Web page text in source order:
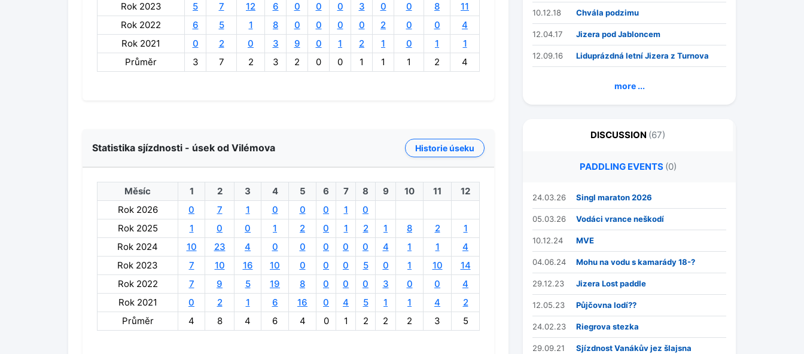
Rok 2023
5 7 12 6 0 0 0 3 0 0 8
11
Rok 2022
6 5 1 8 0 0 0 0 2 0 0
4
Rok 2021
0 2 0 3 9 0 1 2 1 0 1
1
Průměr
3 7 2 3 2 0 0 1 1 1 2 4
Statistika sjízdnosti - úsek od Vilémova Historie úseku
Měsíc 1 2 3 4 5 6 7 8 9 10 11
12
Rok 2026
0 7 1 0 0 0 1
0
Rok 2025
1 0 0 1 2 0 1 2 1 8 2
1
Rok 2024
10 23 4 0 0 0 0 0 4 1 1
4
Rok 2023
7 10 16 10 0 0 0 5 0 1 10
14
Rok 2022
7 9 5 19 8 0 0 0 3 0 0
4
Rok 2021
0 2 1 6 16 0 4 5 1 1 4
2
Průměr
4 8 4 6 4 0 1 2 2 2 3 5
10.12.18 Chvála podzimu
12.04.17 Jizera pod Jabloncem
12.09.16 Liduprázdná letní Jizera z Turnova
more ...
DISCUSSION (67)
PADDLING EVENTS (0)
24.03.26 Singl maraton 2026
05.03.26 Vodáci vrance neškodí
10.12.24 MVE
04.06.24 Mohu na vodu s kamarády 18-?
29.12.23 Jizera Lost paddle
12.05.23 Půjčovna lodí??
24.02.23 Riegrova stezka
29.09.21 Sjízdnost Vanákův jez šlajsna